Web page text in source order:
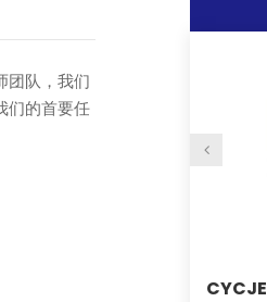
团队，我们
们的首要任
B900系列连续式喷墨打印